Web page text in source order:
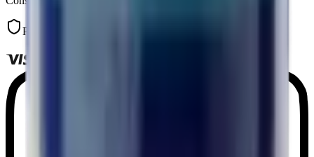
Paiement sécurisé